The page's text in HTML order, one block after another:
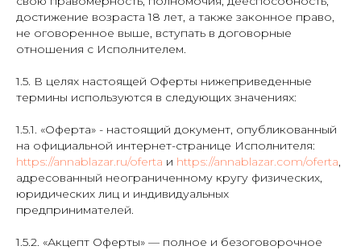
достижение возраста 18 лет, а также законное право,
не оговоренное выше, вступать в договорные
отношения с Исполнителем.
1.5. В целях настоящей Оферты нижеприведенные
термины используются в следующих значениях:
1.5.1. «Оферта» - настоящий документ, опубликованный
на официальной интернет-странице Исполнителя:
https://annablazar.ru/oferta и https://annablazar.com/oferta,
адресованный неограниченному кругу физических,
юридических лиц и индивидуальных
предпринимателей.
1.5.2. «Акцепт Оферты» — полное и безоговорочное